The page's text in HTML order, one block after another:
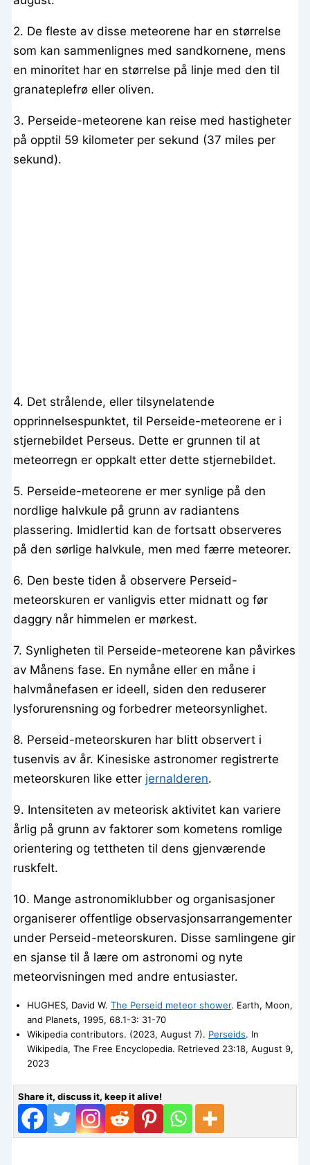
2. De fleste av disse meteorene har en størrelse
som kan sammenlignes med sandkornene, mens
en minoritet har en størrelse på linje med den til
granateplefrø eller oliven.
3. Perseide-meteorene kan reise med hastigheter
på opptil 59 kilometer per sekund (37 miles per
sekund).
4. Det strålende, eller tilsynelatende
opprinnelsespunktet, til Perseide-meteorene er i
stjernebildet Perseus. Dette er grunnen til at
meteorregn er oppkalt etter dette stjernebildet.
5. Perseide-meteorene er mer synlige på den
nordlige halvkule på grunn av radiantens
plassering. Imidlertid kan de fortsatt observeres
på den sørlige halvkule, men med færre meteorer.
6. Den beste tiden å observere Perseid-
meteorskuren er vanligvis etter midnatt og før
daggry når himmelen er mørkest.
7. Synligheten til Perseide-meteorene kan påvirkes
av Månens fase. En nymåne eller en måne i
halvmånefasen er ideell, siden den reduserer
lysforurensning og forbedrer meteorsynlighet.
8. Perseid-meteorskuren har blitt observert i
tusenvis av år. Kinesiske astronomer registrerte
meteorskuren like etter jernalderen.
9. Intensiteten av meteorisk aktivitet kan variere
årlig på grunn av faktorer som kometens romlige
orientering og tettheten til dens gjenværende
ruskfelt.
10. Mange astronomiklubber og organisasjoner
organiserer offentlige observasjonsarrangementer
under Perseid-meteorskuren. Disse samlingene gir
en sjanse til å lære om astronomi og nyte
meteorvisningen med andre entusiaster.
HUGHES, David W.The Perseid meteor shower. Earth, Moon,
and Planets, 1995, 68.1-3: 31-70
Wikipedia contributors. (2023, August 7). Perseids. In
Wikipedia, The Free Encyclopedia. Retrieved 23:18, August 9,
2023
Share it, discuss it, keep it alive!